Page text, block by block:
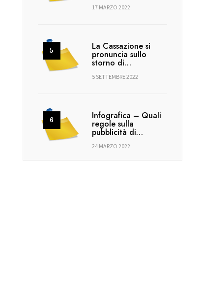
17 MARZO 2022
La Cassazione si
pronuncia sullo
storno di…
5 SETTEMBRE 2022
Infografica – Quali
regole sulla
pubblicità di…
24 MARZO 2022